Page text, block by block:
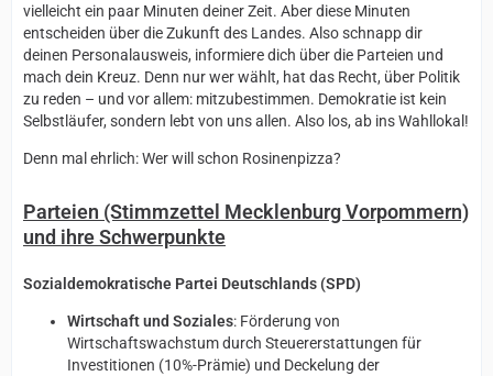
vielleicht ein paar Minuten deiner Zeit. Aber diese Minuten
entscheiden über die Zukunft des Landes. Also schnapp dir
deinen Personalausweis, informiere dich über die Parteien und
mach dein Kreuz. Denn nur wer wählt, hat das Recht, über Politik
zu reden – und vor allem: mitzubestimmen. Demokratie ist kein
Selbstläufer, sondern lebt von uns allen. Also los, ab ins Wahllokal!
Denn mal ehrlich: Wer will schon Rosinenpizza?
Parteien (Stimmzettel Mecklenburg Vorpommern)
und ihre Schwerpunkte
Sozialdemokratische Partei Deutschlands (SPD)
Wirtschaft und Soziales: Förderung von
Wirtschaftswachstum durch Steuererstattungen für
Investitionen (10%-Prämie) und Deckelung der